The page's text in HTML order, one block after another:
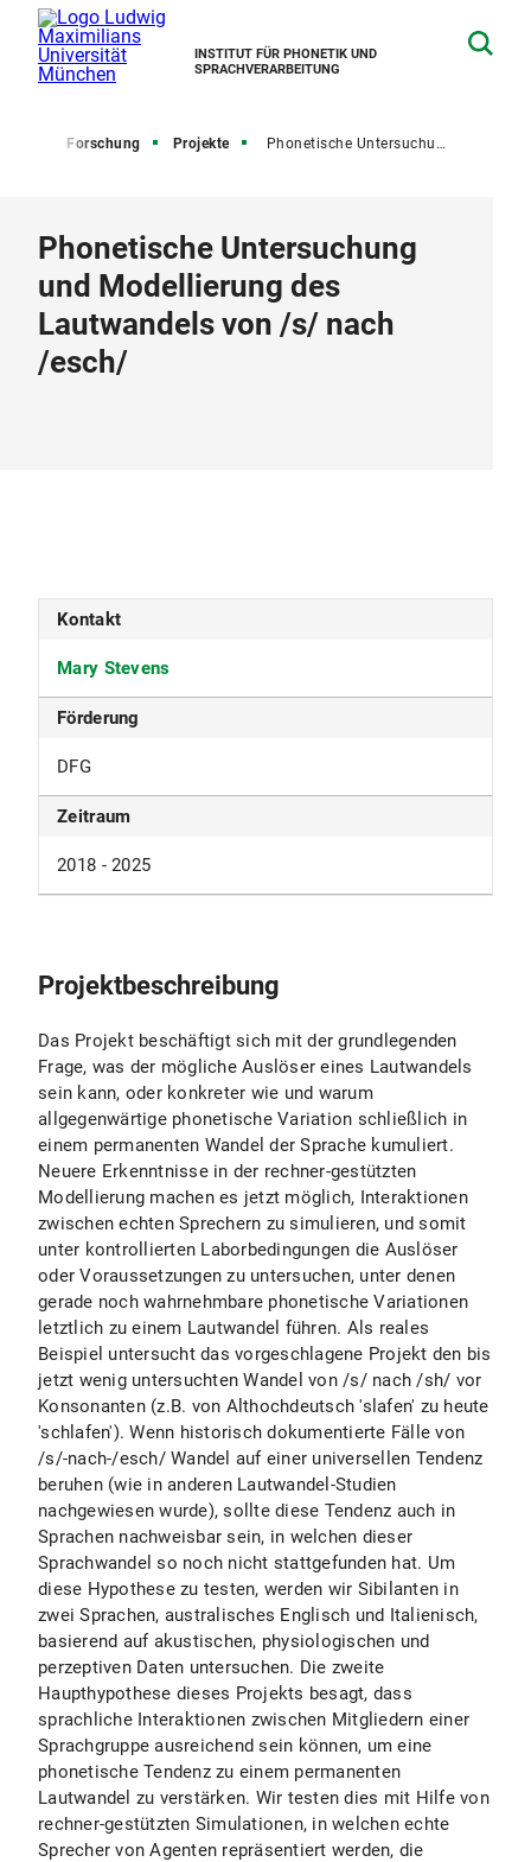
INSTITUT FÜR PHONETIK UND
SPRACHVERARBEITUNG
Forschung Projekte Phonetische Untersuchung und Modellierung des Lautwandels von /s/ nach /esch/
Phonetische Untersuchung
und Modellierung des
Lautwandels von /s/ nach
/esch/
Kontakt
Mary Stevens
Förderung
DFG
Zeitraum
2018 - 2025
Projektbeschreibung
Das Projekt beschäftigt sich mit der grundlegenden
Frage, was der mögliche Auslöser eines Lautwandels
sein kann, oder konkreter wie und warum
allgegenwärtige phonetische Variation schließlich in
einem permanenten Wandel der Sprache kumuliert.
Neuere Erkenntnisse in der rechner-gestützten
Modellierung machen es jetzt möglich, Interaktionen
zwischen echten Sprechern zu simulieren, und somit
unter kontrollierten Laborbedingungen die Auslöser
oder Voraussetzungen zu untersuchen, unter denen
gerade noch wahrnehmbare phonetische Variationen
letztlich zu einem Lautwandel führen. Als reales
Beispiel untersucht das vorgeschlagene Projekt den bis
jetzt wenig untersuchten Wandel von /s/ nach /sh/ vor
Konsonanten (z.B. von Althochdeutsch 'slafen' zu heute
'schlafen'). Wenn historisch dokumentierte Fälle von
/s/-nach-/esch/ Wandel auf einer universellen Tendenz
beruhen (wie in anderen Lautwandel-Studien
nachgewiesen wurde), sollte diese Tendenz auch in
Sprachen nachweisbar sein, in welchen dieser
Sprachwandel so noch nicht stattgefunden hat. Um
diese Hypothese zu testen, werden wir Sibilanten in
zwei Sprachen, australisches Englisch und Italienisch,
basierend auf akustischen, physiologischen und
perzeptiven Daten untersuchen. Die zweite
Haupthypothese dieses Projekts besagt, dass
sprachliche Interaktionen zwischen Mitgliedern einer
Sprachgruppe ausreichend sein können, um eine
phonetische Tendenz zu einem permanenten
Lautwandel zu verstärken. Wir testen dies mit Hilfe von
rechner-gestützten Simulationen, in welchen echte
Sprecher von Agenten repräsentiert werden, die